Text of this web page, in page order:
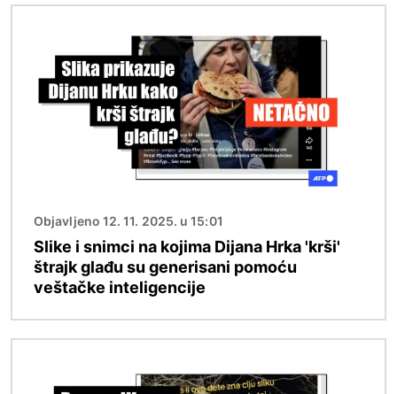
Objavljeno 12. 11. 2025. u 15:01
Slike i snimci na kojima Dijana Hrka 'krši'
štrajk glađu su generisani pomoću
veštačke inteligencije